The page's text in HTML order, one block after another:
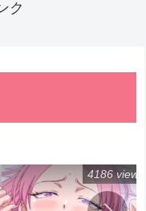
ク
4186 views